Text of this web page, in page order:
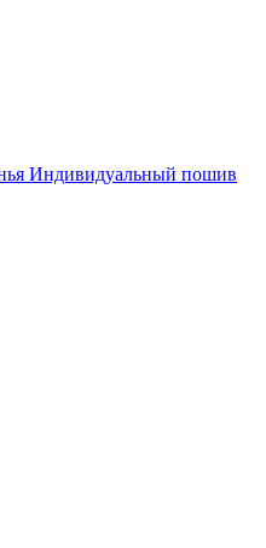
Индивидуальный пошив